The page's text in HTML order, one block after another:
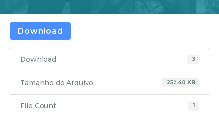
Download
Download 3
Tamanho do Arquivo 252.40 KB
File Count 1